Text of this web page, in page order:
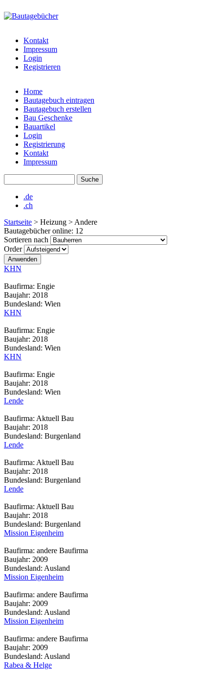
www.bautagebuecher.at
Kontakt
Impressum
Login
Registrieren
Hauptmenü
Home
Bautagebuch eintragen
Bautagebuch erstellen
Bau Geschenke
Bauartikel
Login
Registrierung
Kontakt
Impressum
.de
.ch
Startseite > Heizung > Andere
Bautagebücher online: 12
Sortieren nach
Order
KHN
Baufirma: Engie
Baujahr: 2018
Bundesland: Wien
KHN
Baufirma: Engie
Baujahr: 2018
Bundesland: Wien
KHN
Baufirma: Engie
Baujahr: 2018
Bundesland: Wien
Lende
Baufirma: Aktuell Bau
Baujahr: 2018
Bundesland: Burgenland
Lende
Baufirma: Aktuell Bau
Baujahr: 2018
Bundesland: Burgenland
Lende
Baufirma: Aktuell Bau
Baujahr: 2018
Bundesland: Burgenland
Mission Eigenheim
Baufirma: andere Baufirma
Baujahr: 2009
Bundesland: Ausland
Mission Eigenheim
Baufirma: andere Baufirma
Baujahr: 2009
Bundesland: Ausland
Mission Eigenheim
Baufirma: andere Baufirma
Baujahr: 2009
Bundesland: Ausland
Rabea & Helge